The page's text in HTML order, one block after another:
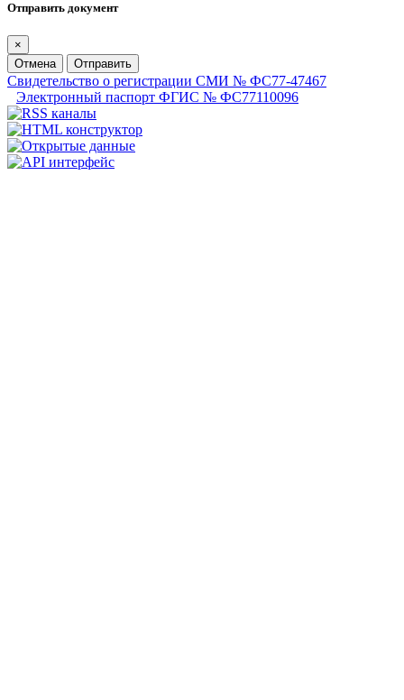
Отправить документ
×
Отмена
Отправить
Свидетельство о регистрации СМИ № ФС77-47467
Электронный паспорт ФГИС № ФС77110096